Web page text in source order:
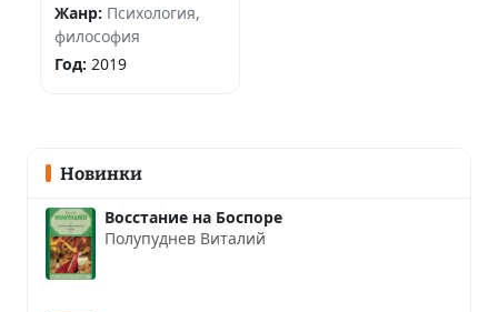
Жанр: Психология,
философия
Год: 2019
Новинки
Восстание на Боспоре
Полупуднев Виталий